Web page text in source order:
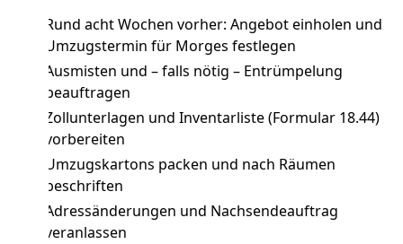
Rund acht Wochen vorher: Angebot einholen und
Umzugstermin für Morges festlegen
Ausmisten und – falls nötig – Entrümpelung
beauftragen
Zollunterlagen und Inventarliste (Formular 18.44)
vorbereiten
Umzugskartons packen und nach Räumen
beschriften
Adressänderungen und Nachsendeauftrag
veranlassen